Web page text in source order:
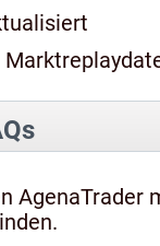
AgenaTrader